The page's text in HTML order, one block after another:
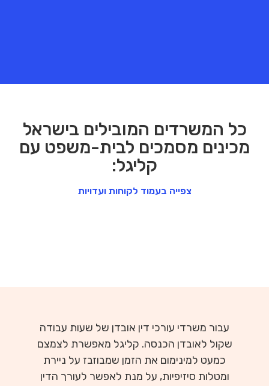
כל המשרדים המובילים בישראל
מכינים מסמכים לבית-משפט עם
קליגל:
צפייה בעמוד לקוחות ועדויות
עבור משרדי עורכי דין אובדן של שעות עבודה
שקול לאובדן הכנסה. קליגל מאפשרת לצמצם
כמעט למינימום את הזמן שמבוזבז על ניירת
ומטלות סיזיפיות, על מנת לאפשר לעורך הדין